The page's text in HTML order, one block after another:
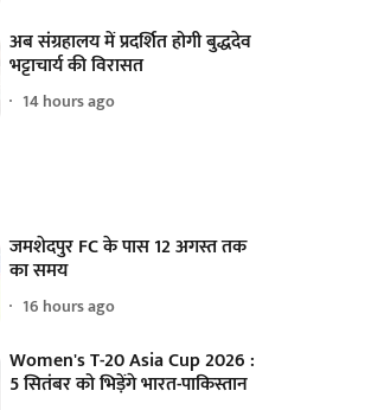
अब संग्रहालय में प्रदर्शित होगी बुद्धदेव
भट्टाचार्य की विरासत
14 hours ago
जमशेदपुर FC के पास 12 अगस्त तक
का समय
16 hours ago
Women's T-20 Asia Cup 2026 :
5 सितंबर को भिड़ेंगे भारत-पाकिस्तान